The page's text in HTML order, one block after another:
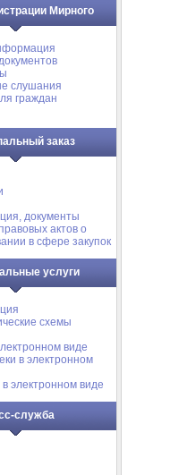
Мирного
слушания
граждан
заказ
документы
актов о
в сфере закупок
услуги
схемы
виде
в электронном
в электронном виде
служба